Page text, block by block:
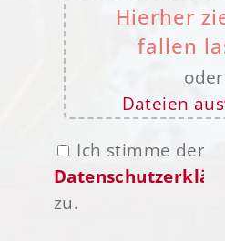
Hierher
fallen
oder
Dateien
Ich stimme der
zu.